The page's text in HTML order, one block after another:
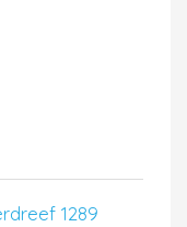
1289